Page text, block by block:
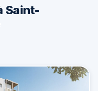
Saint-